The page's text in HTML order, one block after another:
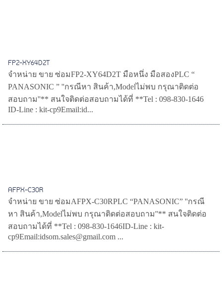
FP2-XY64D2T
จำหน่าย ขาย ซ่อมFP2-XY64D2T มือหนึ่ง มือสองPLC “
PANASONIC ” ''กรณีหา สินค้า,Modelไม่พบ กรุณาติดต่อ
สอบถาม''** สนใจติดต่อสอบถามได้ที่ **Tel : 098-830-1646
ID-Line : kit-cp9Email:id...
AFPX-C30R
จำหน่าย ขาย ซ่อมAFPX-C30RPLC “PANASONIC” ''กรณี
หา สินค้า,Modelไม่พบ กรุณาติดต่อสอบถาม''** สนใจติดต่อ
สอบถามได้ที่ **Tel : 098-830-1646ID-Line : kit-
cp9Email:idsom.sales@gmail.com ...